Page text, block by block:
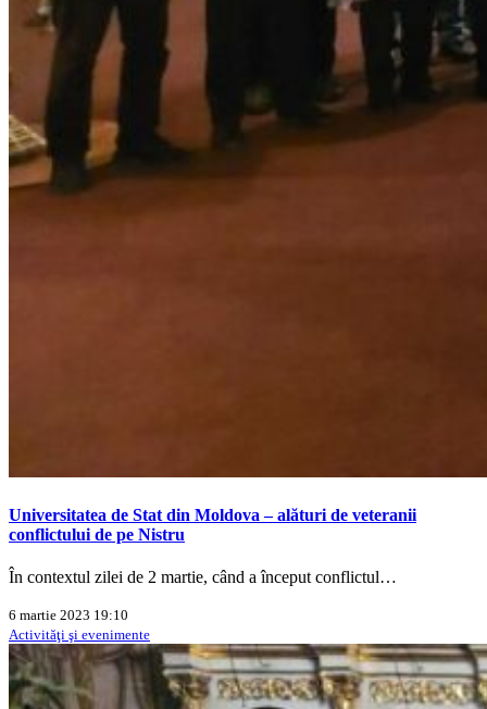
Universitatea de Stat din Moldova – alături de veteranii
conflictului de pe Nistru
În contextul zilei de 2 martie, când a început conflictul…
6 martie 2023 19:10
Activităţi şi evenimente